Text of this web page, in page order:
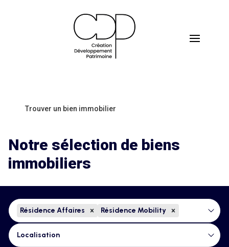
Trouver un bien immobilier
Notre sélection de biens
immobiliers
Type de bien
Sélectionnez le contenu
Résidence Affaires Résidence Mobility Sélectionnez
Localisation
Sélectionnez le contenu
Sélectionnez le contenu